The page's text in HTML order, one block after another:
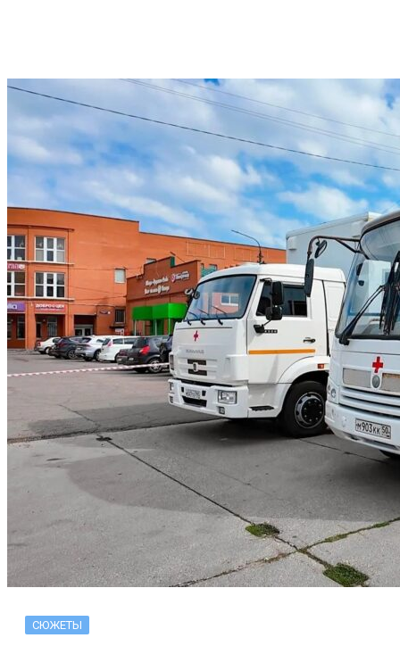
СЮЖЕТЫ